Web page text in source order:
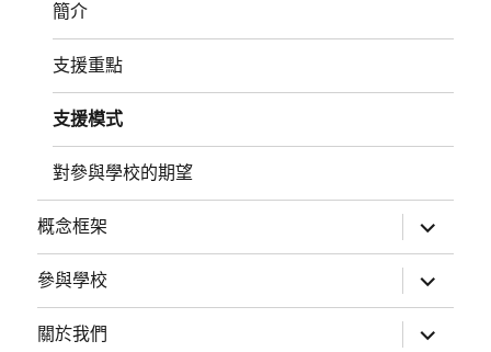
簡介
支援重點
支援模式
對參與學校的期望
概念框架
開
子
選
單
參與學校
開
子
選
單
關於我們
開